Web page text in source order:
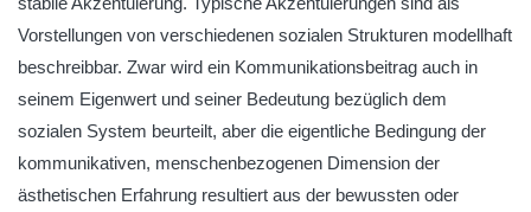
Vorstellungen von verschiedenen sozialen Strukturen modellhaft
beschreibbar. Zwar wird ein Kommunikationsbeitrag auch in
seinem Eigenwert und seiner Bedeutung bezüglich dem
sozialen System beurteilt, aber die eigentliche Bedingung der
kommunikativen, menschenbezogenen Dimension der
ästhetischen Erfahrung resultiert aus der bewussten oder